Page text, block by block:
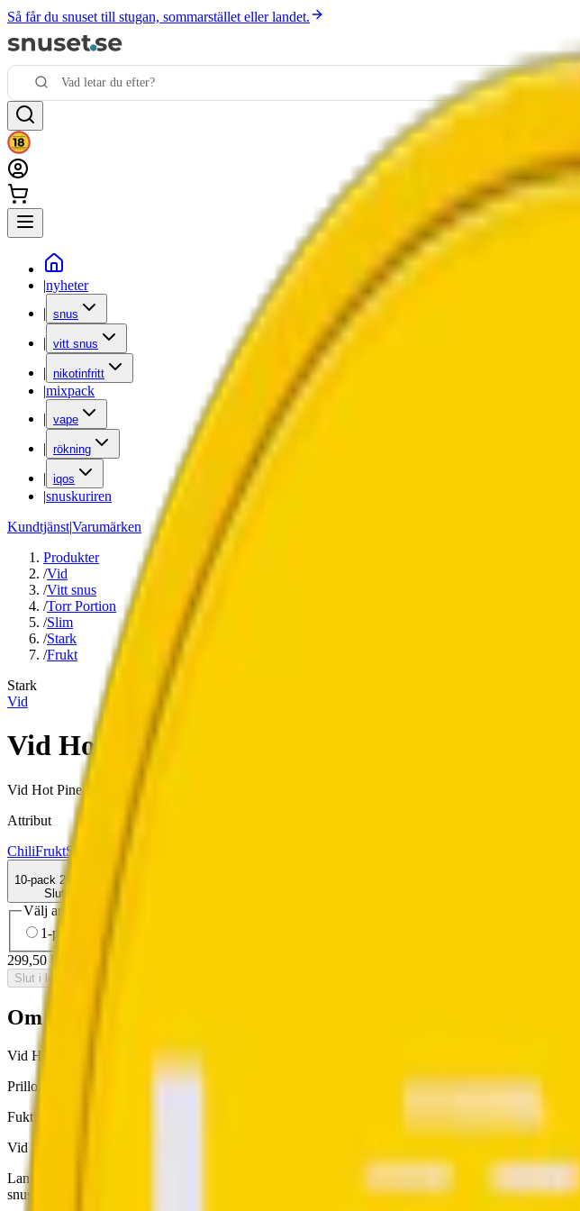
Så får du snuset till stugan, sommarstället eller landet.
|nyheter
| snus
| vitt snus
| nikotinfritt
|mixpack
| vape
| rökning
| iqos
|snuskuriren
Kundtjänst|Varumärken
Produkter
/Vid
/Vitt snus
/Torr Portion
/Slim
/Stark
/Frukt
Stark
Vid
Vid Hot Pineapple
Vid Hot Pineapple är ett nytt slim vitt snus från Kurbits Snus AB. 8,9 mg nikotin och smak av chili
Attribut
ChiliFruktSlim Torr Portion
10-pack 299,50 kr
Slut i lager
Välj antal dosor
1-pack
299,50 kr
Slut i lager
Om Vid Hot Pineapple
Vid Hot Pineapple är ett normalstarkt vitt snus med en het smak av chili och ananas. Röd chili och
Prillorna är slim portion, något mindre än traditionella snus. Varje prilla av detta vita snus från Vid
Fuktigheten är normal och varje prilla innehåller 8,9 milligram nikotin, vilket motsvarar en
Vid Hot Pineapple tillverkas av Kurbits Snus AB och innehåller endast vatten, fyllnadsmedel, nikotin
Lanseringen av Vid Hot Pineapple Stark ägde rum under oktober/november 2023. Dosorna från
snusdosan.